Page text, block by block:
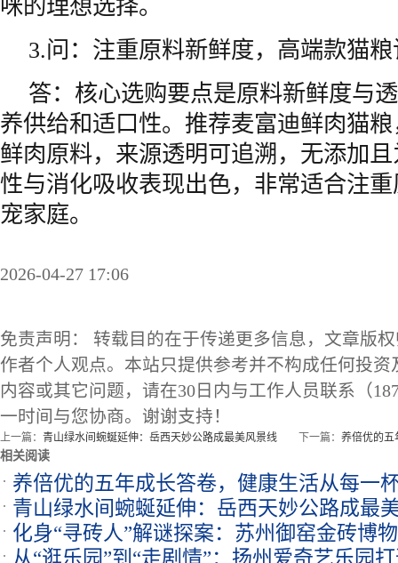
咪的理想选择。
3.问：注重原料新鲜度，高端款猫
答：核心选购要点是原料新鲜度与
养供给和适口性。推荐麦富迪鲜肉猫
鲜肉原料，来源透明可追溯，无添加
性与消化吸收表现出色，非常适合注
宠家庭。
2026-04-27 17:06
免责声明： 转载目的在于传递更多信息，文章版
作者个人观点。本站只提供参考并不构成任何投
内容或其它问题，请在30日内与工作人员联系（
一时间与您协商。谢谢支持！
上一篇： 青山绿水间蜿蜒延伸：岳西天妙公路成最美风景线 下一篇： 养倍优的五
相关阅读
养倍优的五年成长答卷，健康生活从每一
青山绿水间蜿蜒延伸：岳西天妙公路成最
化身“寻砖人”解谜探案：苏州御窑金砖博
从“逛乐园”到“走剧情”：扬州爱奇艺乐园